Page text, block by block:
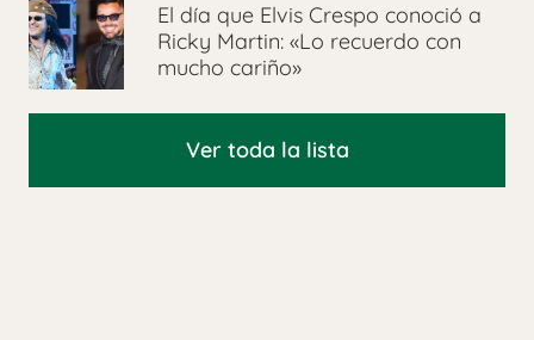
El día que Elvis Crespo conoció a
Ricky Martin: «Lo recuerdo con
mucho cariño»
Ver toda la lista